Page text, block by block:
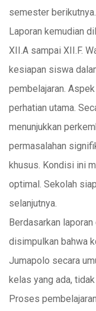
semester berikutnya.
Laporan kemudian
XII.A sampai XII.F.
kesiapan siswa
pembelajaran.
perhatian utama.
menunjukkan
permasalahan
khusus. Kondisi ini
optimal. Sekolah
selanjutnya.
Berdasarkan
disimpulkan bahwa
Jumapolo secara
kelas yang ada,
Proses